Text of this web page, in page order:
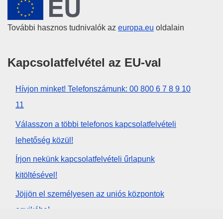
Európai Unió
További hasznos tudnivalók az europa.eu oldalain
Kapcsolatfelvétel az EU-val
Hívjon minket! Telefonszámunk: 00 800 6 7 8 9 10
11
Válasszon a többi telefonos kapcsolatfelvételi
lehetőség közül!
Írjon nekünk kapcsolatfelvételi űrlapunk
kitöltésével!
Jöjjön el személyesen az uniós központok
egyikébe!